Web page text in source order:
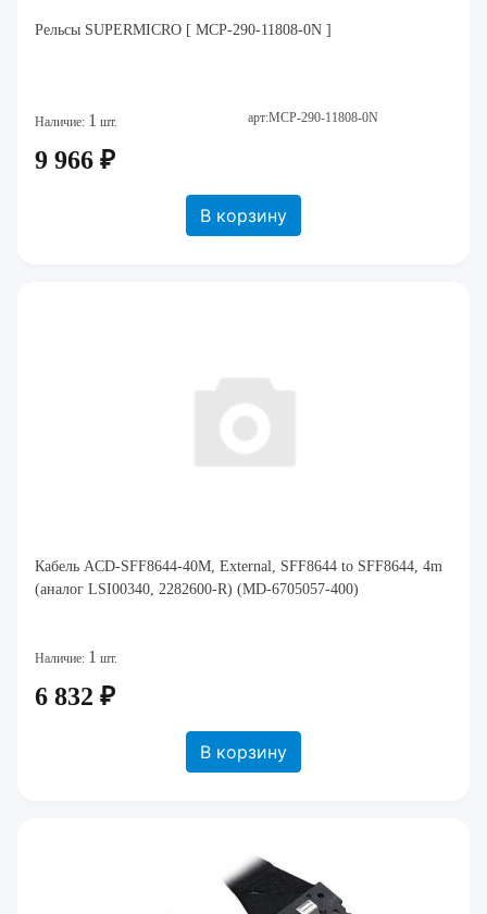
Рельсы SUPERMICRO [ MCP-290-11808-0N ]
Наличие: 1 шт. арт:MCP-290-11808-0N
9 966 ₽
В корзину
Кабель ACD-SFF8644-40M, External, SFF8644 to SFF8644, 4m
(аналог LSI00340, 2282600-R) (MD-6705057-400)
Наличие: 1 шт.
6 832 ₽
В корзину